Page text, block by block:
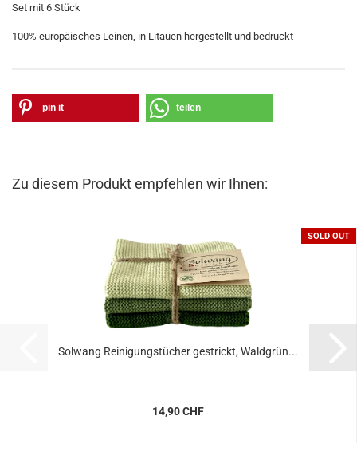
Set mit 6 Stück
100% europäisches Leinen, in Litauen hergestellt und bedruckt
pin it teilen
Zu diesem Produkt empfehlen wir Ihnen:
SOLD OUT
Solwang Reinigungstücher gestrickt, Waldgrün...
14,90 CHF